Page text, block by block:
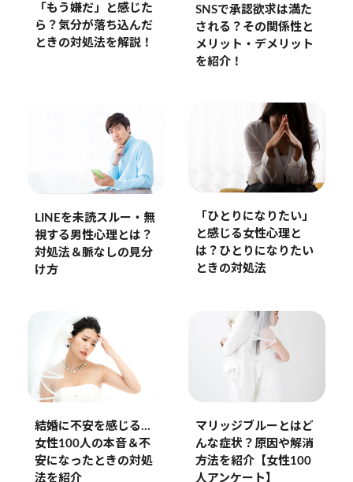
「もう嫌だ」と感じた
ら？気分が落ち込んだ
ときの対処法を解説！
SNSで承認欲求は満た
される？その関係性と
メリット・デメリット
を紹介！
LINEを未読スルー・無
視する男性心理とは？
対処法＆脈なしの見分
け方
「ひとりになりたい」
と感じる女性心理と
は？ひとりになりたい
ときの対処法
結婚に不安を感じる…
女性100人の本音＆不
安になったときの対処
法を紹介
マリッジブルーとはど
んな症状？原因や解消
方法を紹介【女性100
人アンケート】